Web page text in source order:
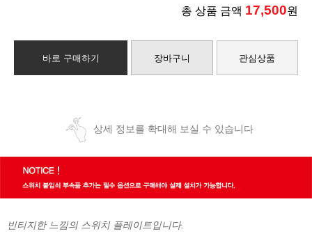
총 상품 금액 17,500원
바로 구매하기 장바구니 관심상품
상세 정보를 확대해 보실 수 있습니다
빈티지한 느낌의 스위치 플레이트입니다.